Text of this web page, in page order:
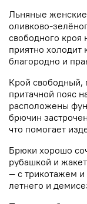
Льняные
оливково-
свободного кроя
приятно холодит
благородно и
Крой свободный,
притачной пояс
расположены
брючин
что помогает
Брюки хорошо
рубашкой и
— с трикотажем и
летнего и